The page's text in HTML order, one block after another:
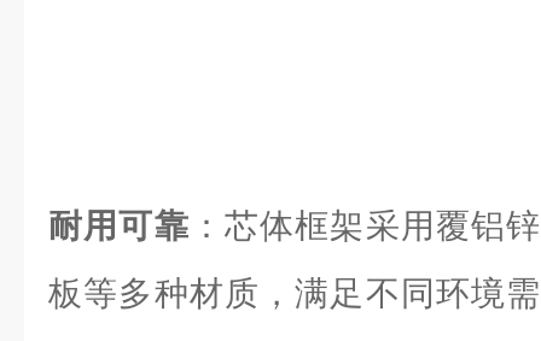
耐用可靠 ：芯体框架采用覆铝
板等多种材质，满足不同环境